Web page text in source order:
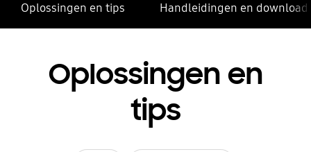
Oplossingen en tips Handleidingen en
Oplossingen en
tips